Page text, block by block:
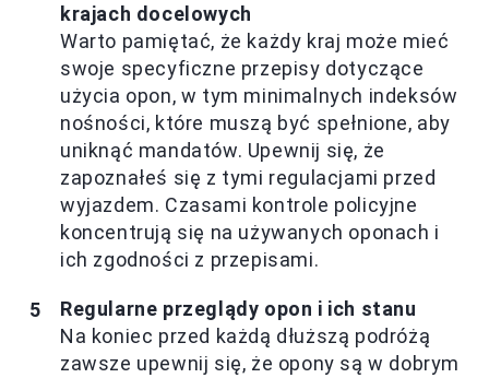
krajach docelowych
Warto pamiętać, że każdy kraj może mieć
swoje specyficzne przepisy dotyczące
użycia opon, w tym minimalnych indeksów
nośności, które muszą być spełnione, aby
uniknąć mandatów. Upewnij się, że
zapoznałeś się z tymi regulacjami przed
wyjazdem. Czasami kontrole policyjne
koncentrują się na używanych oponach i
ich zgodności z przepisami.
Regularne przeglądy opon i ich stanu
Na koniec przed każdą dłuższą podróżą
zawsze upewnij się, że opony są w dobrym